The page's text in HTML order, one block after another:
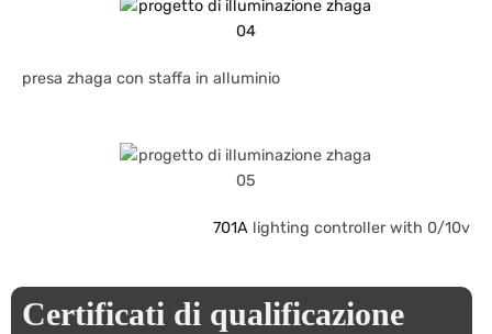
presa zhaga con staffa in alluminio
701A lighting controller with 0/10v
Certificati di qualificazione